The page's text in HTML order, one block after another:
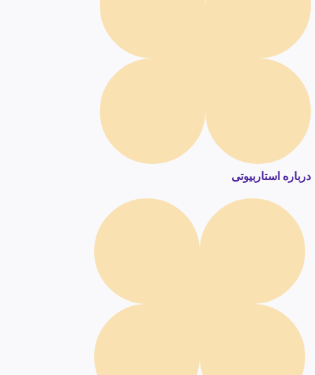
درباره استاربیوتی